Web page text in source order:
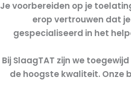
Je voorbereiden op je
erop vertrouwen dat
gespecialiseerd in het
Bij SlaagTAT zijn we
de hoogste kwaliteit. Onze